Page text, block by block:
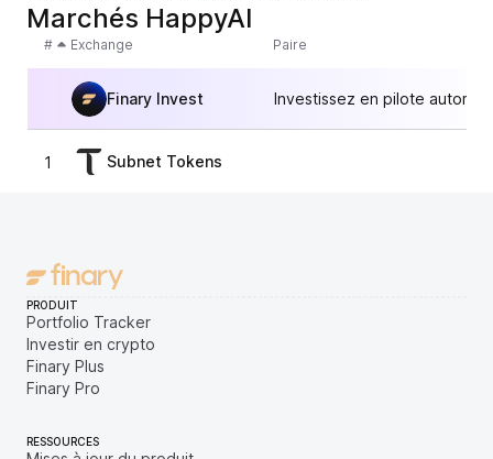
Marchés HappyAI
# Exchange Paire
Finary Invest Investissez en pilote
1 Subnet Tokens
PRODUIT
Portfolio Tracker
Investir en crypto
Finary Plus
Finary Pro
RESSOURCES